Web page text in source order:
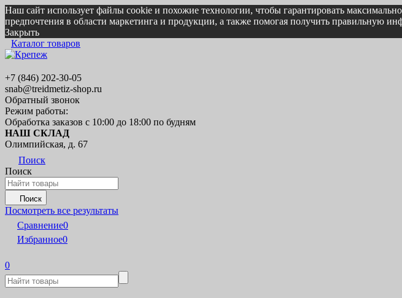
Наш сайт использует файлы cookie и похожие технологии, чтобы гарантировать
предпочтения в области маркетинга и продукции, а также помогая получить правильную
Закрыть
Каталог товаров
+7 (846) 202-30-05
snab@treidmetiz-shop.ru
Обратный звонок
Режим работы:
Обработка заказов с 10:00 до 18:00 по будням
НАШ СКЛАД
Олимпийская, д. 67
Поиск
Поиск
Поиск
Посмотреть все результаты
Сравнение0
Избранное0
0